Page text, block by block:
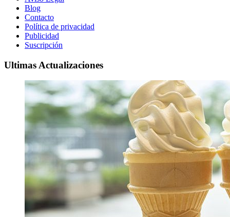
Blog
Contacto
Política de privacidad
Publicidad
Suscripción
Ultimas Actualizaciones